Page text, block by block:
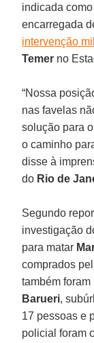
indicada
encarregada
intervenção
Temer no
“Nossa
nas favelas
solução para
o caminho
disse à
do Rio de
Segundo
investigação
para matar
comprados
também
Barueri,
17 pessoas e
policial foram